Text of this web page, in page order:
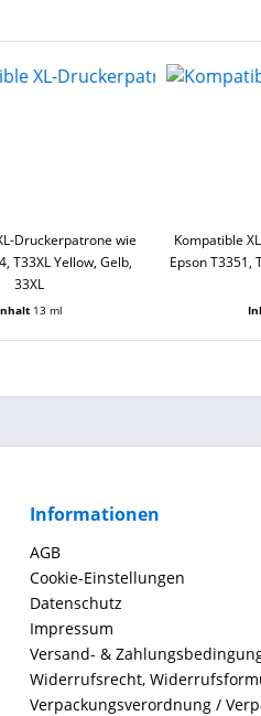
Druckerpatrone wie
T33XL Yellow, Gelb,
33XL
13 ml
Kompatible
Epson T3351,
Informationen
AGB
Cookie-Einstellungen
Datenschutz
Impressum
Versand- &
Widerrufsrecht,
Verpackungsverordnung /